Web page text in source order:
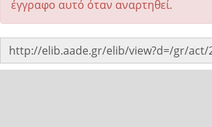
έγγραφο αυτό όταν αναρτηθεί.